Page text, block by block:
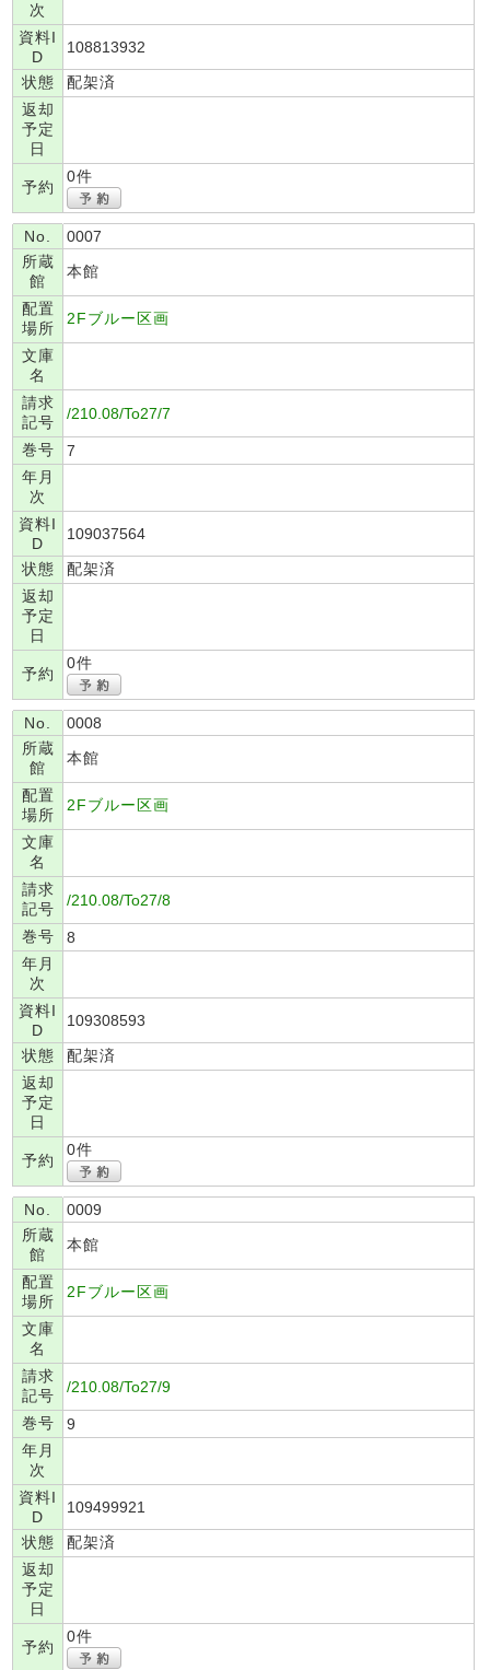
次
資料I
D
108813932
状態
配架済
返却
予定
日
予約
0件
No.
0007
所蔵
館
本館
配置
場所
2Fブルー区画
文庫
名
請求
記号
/210.08/To27/7
巻号
7
年月
次
資料I
D
109037564
状態
配架済
返却
予定
日
予約
0件
No.
0008
所蔵
館
本館
配置
場所
2Fブルー区画
文庫
名
請求
記号
/210.08/To27/8
巻号
8
年月
次
資料I
D
109308593
状態
配架済
返却
予定
日
予約
0件
No.
0009
所蔵
館
本館
配置
場所
2Fブルー区画
文庫
名
請求
記号
/210.08/To27/9
巻号
9
年月
次
資料I
D
109499921
状態
配架済
返却
予定
日
予約
0件